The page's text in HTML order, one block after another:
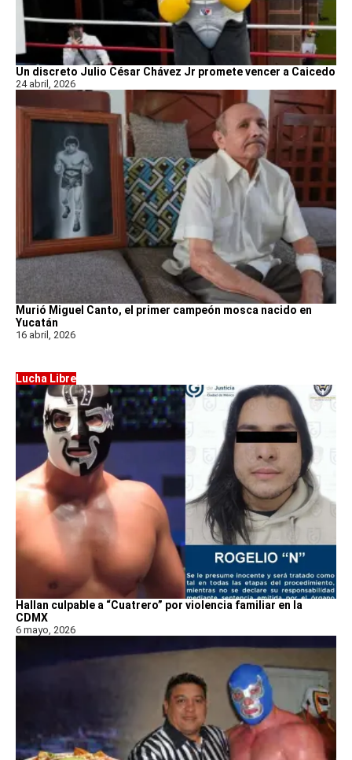
Un discreto Julio César Chávez Jr promete vencer a Caicedo
24 abril, 2026
Murió Miguel Canto, el primer campeón mosca nacido en
Yucatán
16 abril, 2026
Lucha Libre
Hallan culpable a “Cuatrero” por violencia familiar en la
CDMX
6 mayo, 2026